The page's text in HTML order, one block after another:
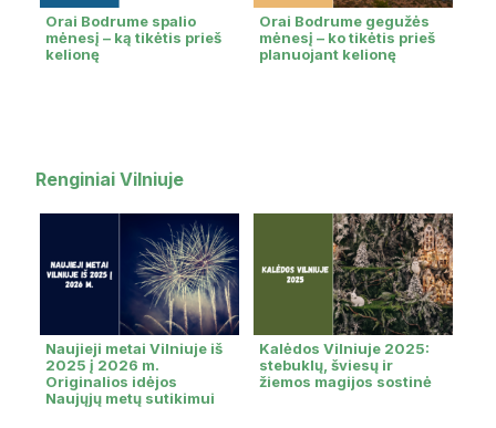
Orai Bodrume spalio
mėnesį – ką tikėtis prieš
kelionę
Orai Bodrume gegužės
mėnesį – ko tikėtis prieš
planuojant kelionę
Renginiai Vilniuje
Naujieji metai Vilniuje iš
2025 į 2026 m.
Originalios idėjos
Naujųjų metų sutikimui
Kalėdos Vilniuje 2025:
stebuklų, šviesų ir
žiemos magijos sostinė